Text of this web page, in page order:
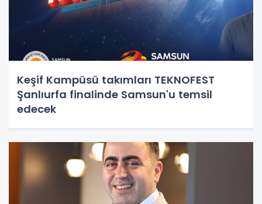
Keşif Kampüsü takımları TEKNOFEST
Şanlıurfa finalinde Samsun'u temsil
edecek